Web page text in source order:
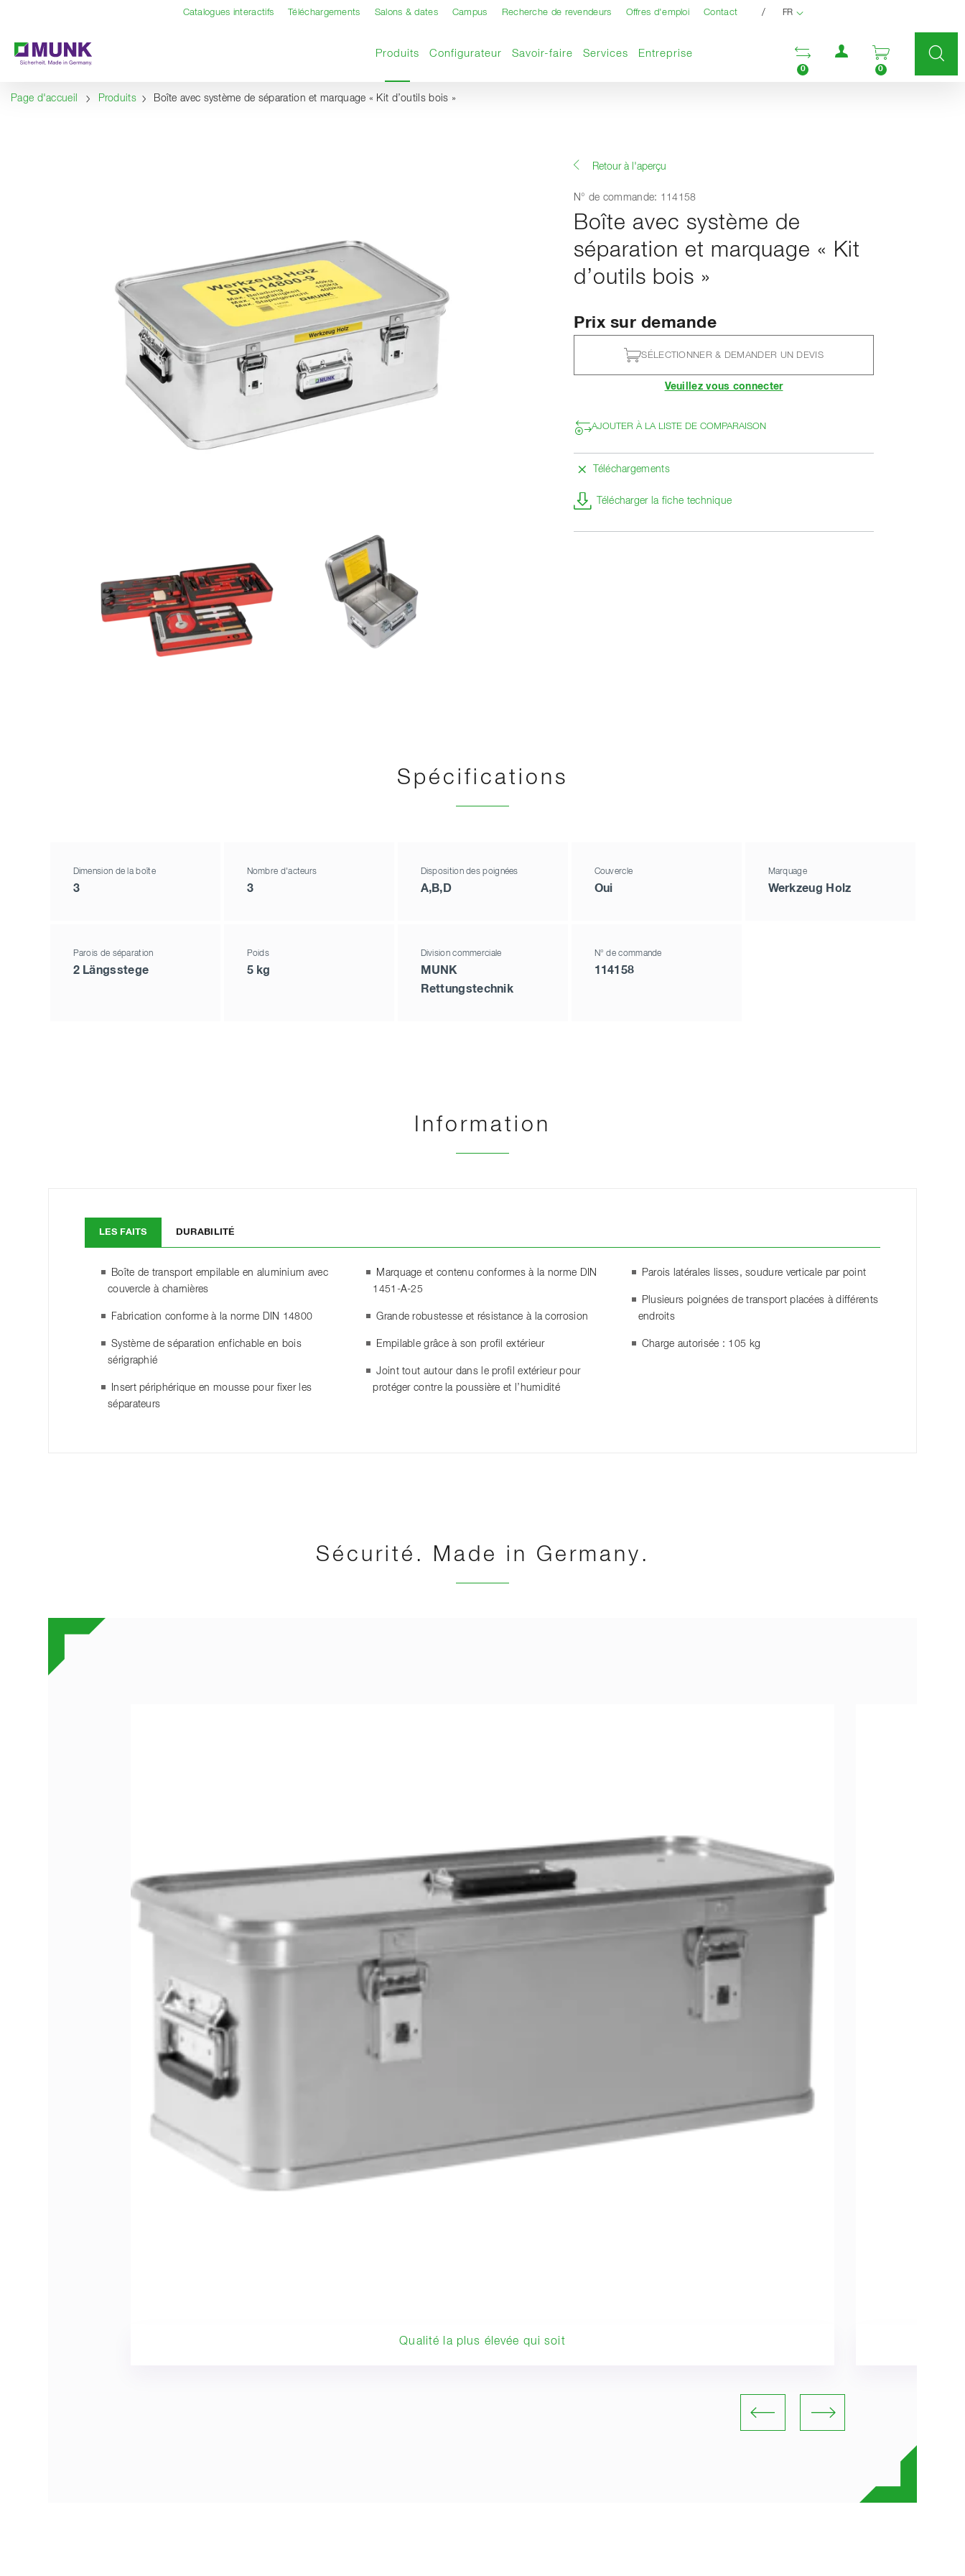
Catalogues interactifs Téléchargements Salons & dates Campus Recherche de revendeurs Offres d'emploi Contact / FR
ProduitsPage actuelle
Configurateur Savoir-faire Services Entreprise Ouvrir la liste
0
Menu utilisateur
Ouvrir le
0
Page d'accueil Produits Boîte avec système de séparation et marquage « Kit d’outils bois »
Retour à l'aperçu
N° de commande: 114158
Boîte avec système de
séparation et marquage « Kit
d’outils bois »
Prix sur demande
SÉLECTIONNER & DEMANDER UN DEVIS
Veuillez vous connecter
AJOUTER À LA LISTE DE COMPARAISON
Téléchargements
Télécharger la fiche technique
Spécifications
Dimension de la boîte
3
Nombre d'acteurs
3
Disposition des poignées
A,B,D
Couvercle
Oui
Marquage
Werkzeug Holz
Parois de séparation
2 Längsstege
Poids
5 kg
Division commerciale
MUNK
Rettungstechnik
N° de commande
114158
Information
LES FAITS DURABILITÉ
Boîte de transport empilable en aluminium avec
couvercle à charnières
Fabrication conforme à la norme DIN 14800
Système de séparation enfichable en bois
sérigraphié
Insert périphérique en mousse pour fixer les
séparateurs
Marquage et contenu conformes à la norme DIN
1451-A-25
Grande robustesse et résistance à la corrosion
Empilable grâce à son profil extérieur
Joint tout autour dans le profil extérieur pour
protéger contre la poussière et l’humidité
Parois latérales lisses, soudure verticale par point
Plusieurs poignées de transport placées à différents
endroits
Charge autorisée : 105 kg
Sécurité. Made in Germany.
Qualité la plus élevée qui soit